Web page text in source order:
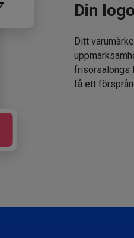
Din
Ditt
frisörsalongs
få ett